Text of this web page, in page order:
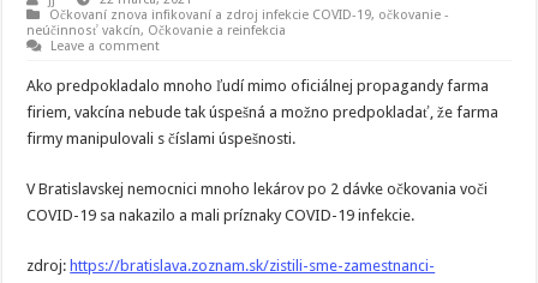
Očkovaní znova infikovaní a zdroj infekcie COVID-19, očkovanie -
neúčinnosť vakcín, Očkovanie a reinfekcia
Leave a comment
Ako predpokladalo mnoho ľudí mimo oficiálnej propagandy farma
firiem, vakcína nebude tak úspešná a možno predpokladať, že farma
firmy manipulovali s číslami úspešnosti.
V Bratislavskej nemocnici mnoho lekárov po 2 dávke očkovania voči
COVID-19 sa nakazilo a mali príznaky COVID-19 infekcie.
zdroj: https://bratislava.zoznam.sk/zistili-sme-zamestnanci-